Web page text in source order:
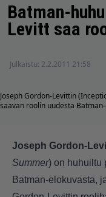
Batman-
Levitt saa
Julkaistu: 2.2.2011 21:58
Joseph Gordon-Levittin
saavan roolin uudesta
Joseph Gordon-
Summer) on huhuiltu
Batman-elokuvasta,